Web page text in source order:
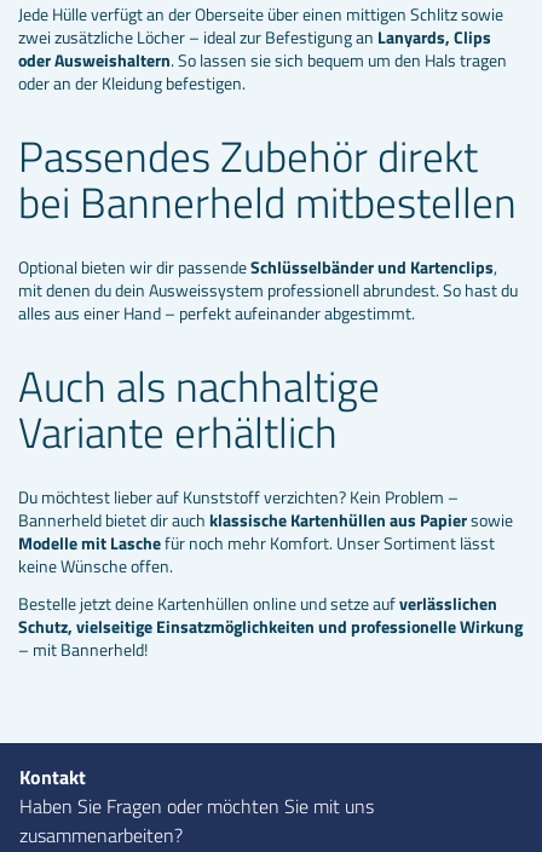
Jede Hülle verfügt an der Oberseite über einen mittigen Schlitz sowie
zwei zusätzliche Löcher – ideal zur Befestigung an Lanyards, Clips
oder Ausweishaltern. So lassen sie sich bequem um den Hals tragen
oder an der Kleidung befestigen.
Passendes Zubehör direkt
bei Bannerheld mitbestellen
Optional bieten wir dir passendeSchlüsselbänder und Kartenclips,
mit denen du dein Ausweissystem professionell abrundest. So hast du
alles aus einer Hand – perfekt aufeinander abgestimmt.
Auch als nachhaltige
Variante erhältlich
Du möchtest lieber auf Kunststoff verzichten? Kein Problem –
Bannerheld bietet dir auchklassische Kartenhüllen aus Papiersowie
Modelle mit Laschefür noch mehr Komfort. Unser Sortiment lässt
keine Wünsche offen.
Bestelle jetzt deine Kartenhüllen online und setze aufverlässlichen
Schutz, vielseitige Einsatzmöglichkeiten und professionelle Wirkung
– mit Bannerheld!
Kontakt
Haben Sie Fragen oder möchten Sie mit uns
zusammenarbeiten?